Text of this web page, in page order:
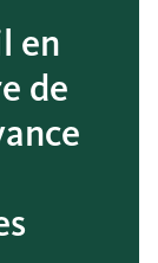
en
de